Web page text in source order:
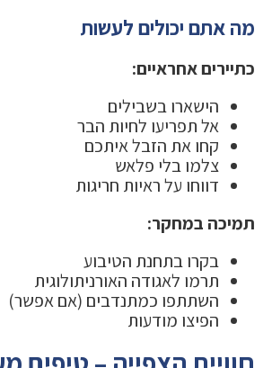
מה אתם יכולים לעשות
כתיירים אחראיים:
הישארו בשבילים
אל תפריעו לחיות הבר
קחו את הזבל איתכם
צלמו בלי פלאש
דווחו על ראיות חריגות
תמיכה במחקר:
בקרו בתחנת הטיבוע
תרמו לאגודה האורניתולוגית
השתתפו כמתנדבים (אם אפשר)
הפיצו מודעות